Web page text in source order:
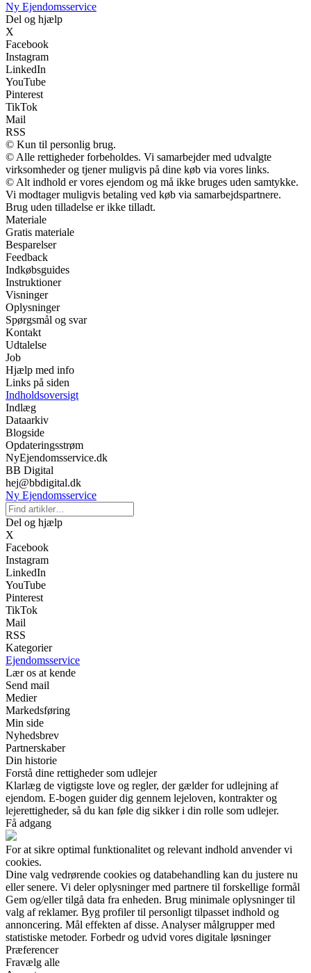
Ny Ejendomsservice
Del og hjælp
X
Facebook
Instagram
LinkedIn
YouTube
Pinterest
TikTok
Mail
RSS
© Kun til personlig brug.
© Alle rettigheder forbeholdes. Vi samarbejder med udvalgte
virksomheder og tjener muligvis på dine køb via vores links.
© Alt indhold er vores ejendom og må ikke bruges uden samtykke.
Vi modtager muligvis betaling ved køb via samarbejdspartnere.
Brug uden tilladelse er ikke tilladt.
Materiale
Gratis materiale
Besparelser
Feedback
Indkøbsguides
Instruktioner
Visninger
Oplysninger
Spørgsmål og svar
Kontakt
Udtalelse
Job
Hjælp med info
Links på siden
Indholdsoversigt
Indlæg
Dataarkiv
Blogside
Opdateringsstrøm
NyEjendomsservice.dk
BB Digital
hej@bbdigital.dk
Ny Ejendomsservice
Del og hjælp
X
Facebook
Instagram
LinkedIn
YouTube
Pinterest
TikTok
Mail
RSS
Kategorier
Ejendomsservice
Lær os at kende
Send mail
Medier
Markedsføring
Min side
Nyhedsbrev
Partnerskaber
Din historie
Forstå dine rettigheder som udlejer
Klarlæg de vigtigste love og regler, der gælder for udlejning af
ejendom. E-bogen guider dig gennem lejeloven, kontrakter og
lejerettigheder, så du kan føle dig sikker i din rolle som udlejer.
Få adgang
For at sikre optimal funktionalitet og relevant indhold anvender vi
cookies.
Dine valg vedrørende cookies og databehandling kan du justere nu
eller senere. Vi deler oplysninger med partnere til forskellige formål
Gem og/eller tilgå data fra enheden. Brug minimale oplysninger til
valg af reklamer. Byg profiler til personligt tilpasset indhold og
annoncering. Mål effekten af disse. Analyser målgrupper med
statistiske metoder. Forbedr og udvid vores digitale løsninger
Præferencer
Fravælg alle